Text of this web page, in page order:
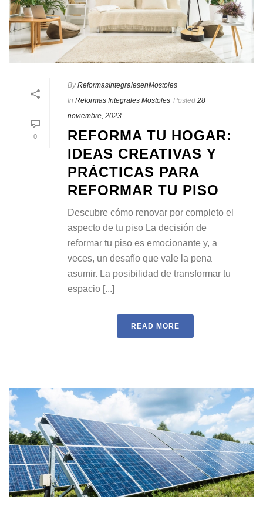
0
By ReformasIntegralesenMostoles
In Reformas Integrales Mostoles Posted 28
noviembre, 2023
REFORMA TU HOGAR:
IDEAS CREATIVAS Y
PRÁCTICAS PARA
REFORMAR TU PISO
Descubre cómo renovar por completo el
aspecto de tu piso La decisión de
reformar tu piso es emocionante y, a
veces, un desafío que vale la pena
asumir. La posibilidad de transformar tu
espacio [...]
READ MORE